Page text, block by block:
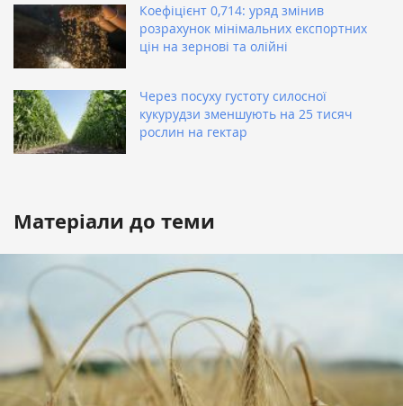
Коефіцієнт 0,714: уряд змінив
розрахунок мінімальних експортних
цін на зернові та олійні
Через посуху густоту силосної
кукурудзи зменшують на 25 тисяч
рослин на гектар
Матеріали до теми